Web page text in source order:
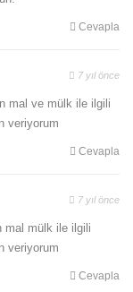
Cevapla
7 yıl önce
mal ve mülk ile ilgili
veriyorum
Cevapla
7 yıl önce
mal mülk ile ilgili
veriyorum
Cevapla